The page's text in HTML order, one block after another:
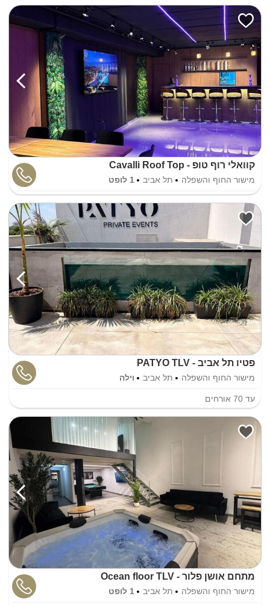
קוואלי רוף טופ - Cavalli Roof Top
מישור החוף והשפלה תל אביב 1 לופט
פטיו תל אביב - PATYO TLV
מישור החוף והשפלה תל אביב וילה
עד 70 אורחים
מתחם אושן פלור - Ocean floor TLV
מישור החוף והשפלה תל אביב 1 לופט